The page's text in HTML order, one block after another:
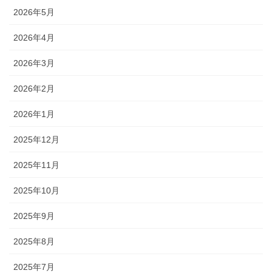
2026年5月
2026年4月
2026年3月
2026年2月
2026年1月
2025年12月
2025年11月
2025年10月
2025年9月
2025年8月
2025年7月